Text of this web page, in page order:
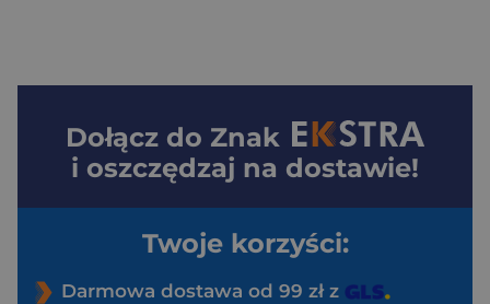
Dołącz do Znak
i oszczędzaj na dostawie!
Twoje korzyści:
Darmowa dostawa od 99 zł z